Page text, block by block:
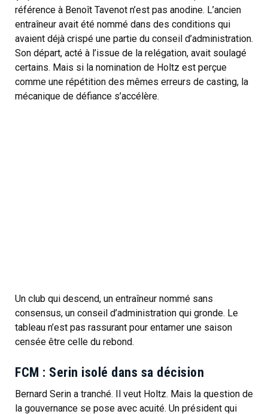
référence à Benoît Tavenot n’est pas anodine. L’ancien
entraîneur avait été nommé dans des conditions qui
avaient déjà crispé une partie du conseil d’administration.
Son départ, acté à l’issue de la relégation, avait soulagé
certains. Mais si la nomination de Holtz est perçue
comme une répétition des mêmes erreurs de casting, la
mécanique de défiance s’accélère.
Un club qui descend, un entraîneur nommé sans
consensus, un conseil d’administration qui gronde. Le
tableau n’est pas rassurant pour entamer une saison
censée être celle du rebond.
FCM : Serin isolé dans sa décision
Bernard Serin a tranché. Il veut Holtz. Mais la question de
la gouvernance se pose avec acuité. Un président qui